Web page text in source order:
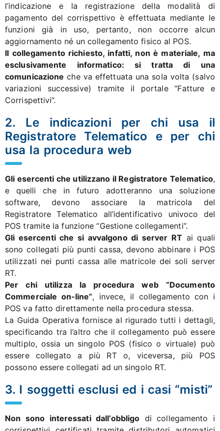
l’indicazione e la registrazione della modalità di
pagamento del corrispettivo è effettuata mediante le
funzioni già in uso, pertanto, non occorre alcun
aggiornamento né un collegamento fisico al POS.
Il collegamento richiesto, infatti, non è materiale, ma
esclusivamente informatico: si tratta di una
comunicazione che va effettuata una sola volta (salvo
variazioni successive) tramite il portale “Fatture e
Corrispettivi”.
2. Le indicazioni per chi usa il
Registratore Telematico e per chi
usa la procedura web
Gli esercenti che utilizzano il Registratore Telematico,
e quelli che in futuro adotteranno una soluzione
software, devono associare la matricola del
Registratore Telematico all’identificativo univoco del
POS tramite la funzione “Gestione collegamenti”.
Gli esercenti che si avvalgono di server RT ai quali
sono collegati più punti cassa, devono abbinare i POS
utilizzati nei punti cassa alle matricole dei soli server
RT.
Per chi utilizza la procedura web “Documento
Commerciale on-line”, invece, il collegamento con i
POS va fatto direttamente nella procedura stessa.
La Guida Operativa fornisce al rigurado tutti i dettagli,
specificando tra l’altro che il collegamento può essere
multiplo, ossia un singolo POS (fisico o virtuale) può
essere collegato a più RT o, viceversa, più POS
possono essere collegati ad un singolo RT.
3. I soggetti esclusi ed i casi “misti”
Non sono interessati dall’obbligo di collegamento i